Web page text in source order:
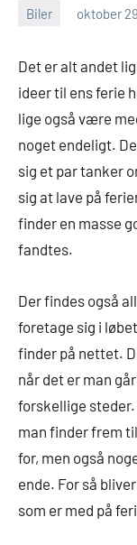
Biler oktober
Det er alt andet
ideer til ens ferie
lige også være
noget endeligt.
sig et par tanker
sig at lave på
finder en masse
fandtes.
Der findes også
foretage sig i
finder på nettet.
når det er man
forskellige
man finder frem
for, men også
ende. For så
som er med på